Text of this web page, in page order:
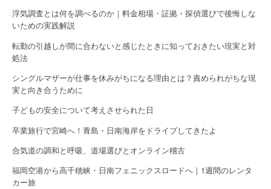
浮気調査とは何を調べるのか｜料金相場・証拠・探偵選びで後悔しな
いための実践解説
転勤の引越しが間に合わないと感じたときに知っておきたい現実と対
処法
シングルマザーが仕事を休みがちになる理由とは？責められがちな現
実と向き合うために
子どもの安全について考えさせられた日
卒業旅行で宮崎へ！青島・日南海岸をドライブしてきたよ
合気道の調和と呼吸、道場選びとオンライン稽古
福岡空港から高千穂峡・日南フェニックスロードへ｜1週間のレンタ
カー旅